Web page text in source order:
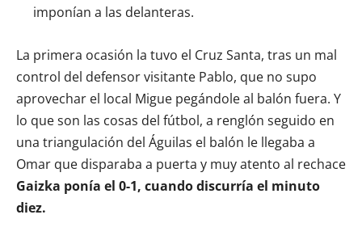
imponían a las delanteras.
La primera ocasión la tuvo el Cruz Santa, tras un mal
control del defensor visitante Pablo, que no supo
aprovechar el local Migue pegándole al balón fuera. Y
lo que son las cosas del fútbol, a renglón seguido en
una triangulación del Águilas el balón le llegaba a
Omar que disparaba a puerta y muy atento al rechace
Gaizka ponía el 0-1, cuando discurría el minuto
diez.